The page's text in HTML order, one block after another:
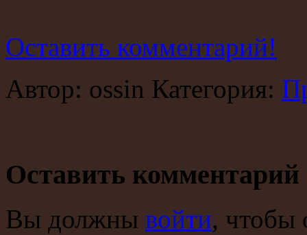
Оставить комментарий!
Автор: ossin Категория:
Оставить комментарий
Вы должны войти, чтобы